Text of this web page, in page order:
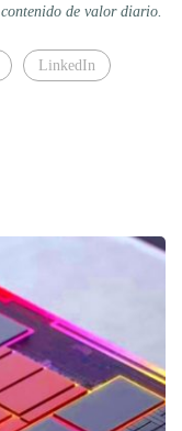
de valor diario.
LinkedIn